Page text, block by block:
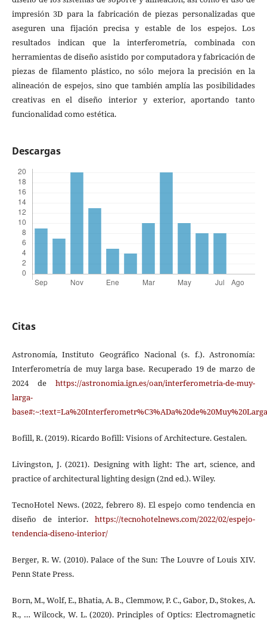
impresión 3D para la fabricación de piezas personalizadas que
aseguren una fijación precisa y estable de los espejos. Los
resultados indican que la interferometría, combinada con
herramientas de diseño asistido por computadora y fabricación de
piezas de filamento plástico, no sólo mejora la precisión en la
alineación de espejos, sino que también amplía las posibilidades
creativas en el diseño interior y exterior, aportando tanto
funcionalidad como estética.
Descargas
Citas
Astronomía, Instituto Geográfico Nacional (s. f.). Astronomía:
Interferometría de muy larga base. Recuperado 19 de marzo de
2024 dehttps://astronomia.ign.es/oan/interferometria-de-muy-
larga-
Bofill, R. (2019). Ricardo Bofill: Visions of Architecture. Gestalen.
Livingston, J. (2021). Designing with light: The art, science, and
practice of architectural lighting design (2nd ed.). Wiley.
TecnoHotel News. (2022, febrero 8). El espejo como tendencia en
diseño de interior.https://tecnohotelnews.com/2022/02/espejo-
tendencia-diseno-interior/
Berger, R. W. (2010). Palace of the Sun: The Louvre of Louis XIV.
Penn State Press.
Born, M., Wolf, E., Bhatia, A. B., Clemmow, P. C., Gabor, D., Stokes, A.
R., … Wilcock, W. L. (2020). Principles of Optics: Electromagnetic